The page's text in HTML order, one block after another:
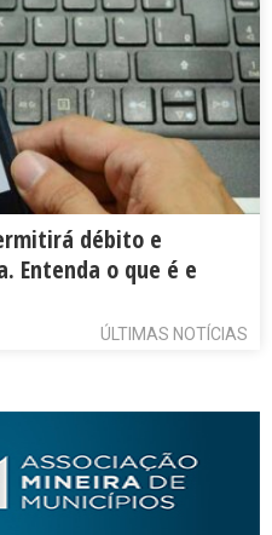
débito e
Entenda o que é e
ÚLTIMAS NOTÍCIAS